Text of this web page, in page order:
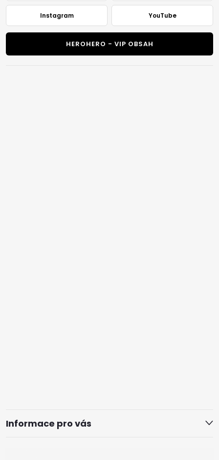
Instagram YouTube
HEROHERO - VIP OBSAH
Informace pro vás